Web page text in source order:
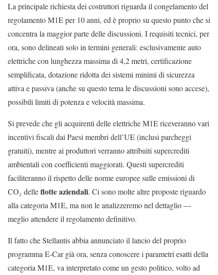
La principale richiesta dei costruttori riguarda il congelamento del
regolamento M1E per 10 anni, ed è proprio su questo punto che si
concentra la maggior parte delle discussioni. I requisiti tecnici, per
ora, sono delineati solo in termini generali: esclusivamente auto
elettriche con lunghezza massima di 4,2 metri, certificazione
semplificata, dotazione ridotta dei sistemi minimi di sicurezza
attiva e passiva (anche su questo tema le discussioni sono accese),
possibili limiti di potenza e velocità massima.
Si prevede che gli acquirenti delle elettriche M1E riceveranno vari
incentivi fiscali dai Paesi membri dell’UE (inclusi parcheggi
gratuiti), mentre ai produttori verranno attribuiti supercrediti
ambientali con coefficienti maggiorati. Questi supercrediti
faciliteranno il rispetto delle norme europee sulle emissioni di
CO₂ delleflotte aziendali. Ci sono molte altre proposte riguardo
alla categoria M1E, ma non le analizzeremo nel dettaglio —
meglio attendere il regolamento definitivo.
Il fatto che Stellantis abbia annunciato il lancio del proprio
programma E-Car già ora, senza conoscere i parametri esatti della
categoria M1E, va interpretato come un gesto politico, volto ad